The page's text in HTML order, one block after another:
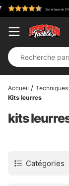
Accueil
Kits leurres
kits
Catégories